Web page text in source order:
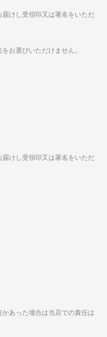
けし受領印又は署名をいただ
お選びいただけません。
けし受領印又は署名をいただ
あった場合は当店での責任は